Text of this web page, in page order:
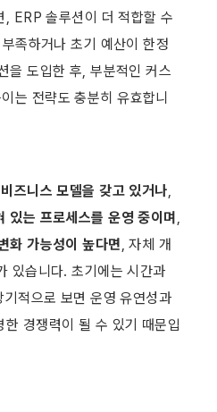
, ERP 솔루션이 더 적합할 수
족하거나 초기 예산이 한정
을 도입한 후, 부분적인 커스
는 전략도 충분히 유효합니
즈니스 모델을 갖고 있거나
있는 프로세스를 운영 중이며
화 가능성이 높다면 , 자체 개
있습니다. 초기에는 시간과
적으로 보면 운영 유연성과
경쟁력이 될 수 있기 때문입